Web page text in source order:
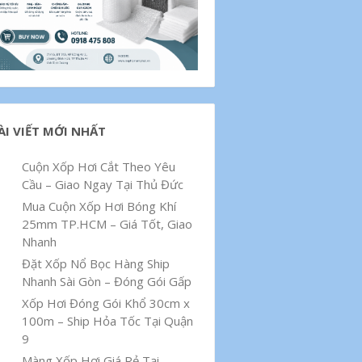
VIẾT MỚI NHẤT
Cuộn Xốp Hơi Cắt Theo Yêu
Cầu – Giao Ngay Tại Thủ Đức
Mua Cuộn Xốp Hơi Bóng Khí
25mm TP.HCM – Giá Tốt, Giao
Nhanh
Đặt Xốp Nổ Bọc Hàng Ship
Nhanh Sài Gòn – Đóng Gói Gấp
Xốp Hơi Đóng Gói Khổ 30cm x
100m – Ship Hỏa Tốc Tại Quận
9